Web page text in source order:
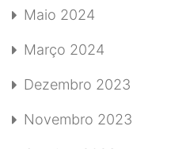
Maio 2024
Março 2024
Dezembro 2023
Novembro 2023